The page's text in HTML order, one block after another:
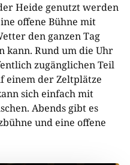
Heide genutzt werden
offene Bühne mit
den ganzen Tag
kann. Rund um die Uhr
zugänglichen Teil
einem der Zeltplätze
sich einfach mit
Abends gibt es
und eine offene